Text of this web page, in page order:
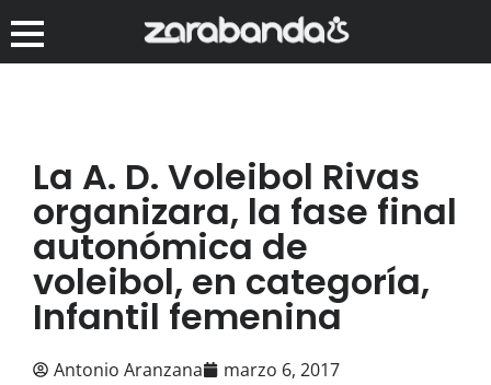
La A. D. Voleibol Rivas
organizara, la fase final
autonómica de
voleibol, en categoría,
Infantil femenina
Antonio Aranzana marzo 6, 2017